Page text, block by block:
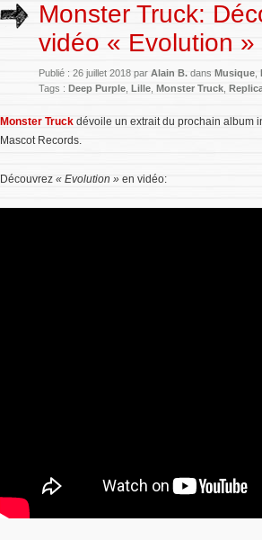
Monster Truck:
vidéo « Evolution »
Publié : 26 juillet 2018 par Alain B. dans Musique
Tags : Deep Purple Lille Monster Truck
Monster Truck dévoile un extrait du prochain album
Mascot Records.
Découvrez « Evolution » en vidéo: